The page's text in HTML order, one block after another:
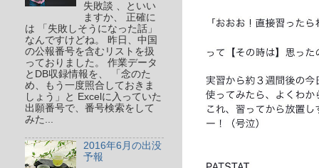
失敗談 、といい
ますか、 正確に
は 「失敗しそうになった話」
なんですけどね。 昨日、中国
の公報番号を含むリストを扱
っておりました。 作業データ
とDB収録情報を、 「念のた
め、もう一度照合しておきま
しょう」と Excelに入っていた
出願番号で、番号検索をして
みた...
2016年6月の出没
予報